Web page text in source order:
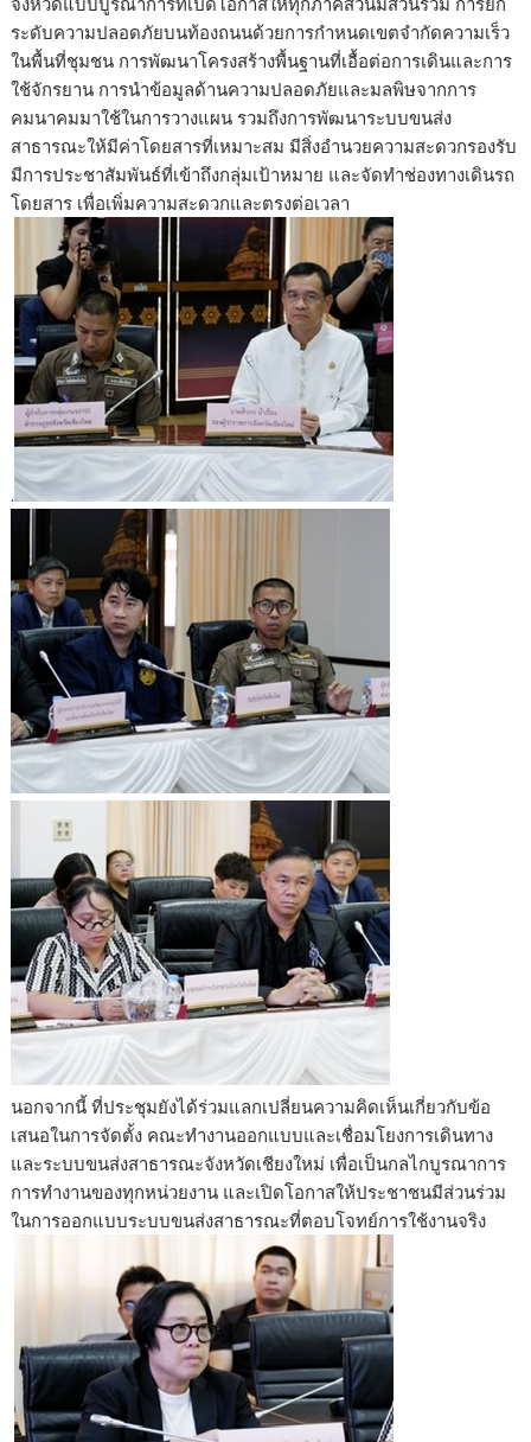
ระดับความปลอดภัยบนท้องถนนด้วยการกำหนดเขตจำกัดความเร็ว
ในพื้นที่ชุมชน การพัฒนาโครงสร้างพื้นฐานที่เอื้อต่อการเดินและการ
ใช้จักรยาน การนำข้อมูลด้านความปลอดภัยและมลพิษจากการ
คมนาคมมาใช้ในการวางแผน รวมถึงการพัฒนาระบบขนส่ง
สาธารณะให้มีค่าโดยสารที่เหมาะสม มีสิ่งอำนวยความสะดวกรองรับ
มีการประชาสัมพันธ์ที่เข้าถึงกลุ่มเป้าหมาย และจัดทำช่องทางเดินรถ
โดยสาร เพื่อเพิ่มความสะดวกและตรงต่อเวลา
.
นอกจากนี้ ที่ประชุมยังได้ร่วมแลกเปลี่ยนความคิดเห็นเกี่ยวกับข้อ
เสนอในการจัดตั้ง คณะทำงานออกแบบและเชื่อมโยงการเดินทาง
และระบบขนส่งสาธารณะจังหวัดเชียงใหม่ เพื่อเป็นกลไกบูรณาการ
การทำงานของทุกหน่วยงาน และเปิดโอกาสให้ประชาชนมีส่วนร่วม
ในการออกแบบระบบขนส่งสาธารณะที่ตอบโจทย์การใช้งานจริง